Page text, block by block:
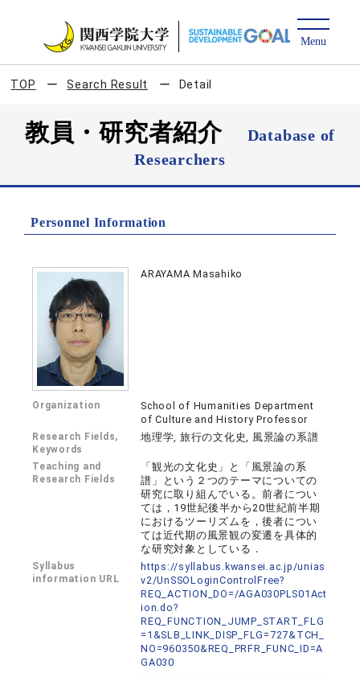
TOP Search Result Detail
教員・研究者紹介
Database of
Researchers
Personnel Information
ARAYAMA Masahiko
Organization
School of Humanities Department
of Culture and History Professor
Research Fields,
Keywords
地理学, 旅行の文化史, 風景論の系譜
Teaching and
Research Fields
「観光の文化史」と「風景論の系
譜」という２つのテーマについての
研究に取り組んでいる。前者につい
ては，19世紀後半から20世紀前半期
におけるツーリズムを，後者につい
ては近代期の風景観の変遷を具体的
な研究対象としている．
Syllabus
information URL
https://syllabus.kwansei.ac.jp/unias
v2/UnSSOLoginControlFree?
REQ_ACTION_DO=/AGA030PLS01Act
ion.do?
REQ_FUNCTION_JUMP_START_FLG
=1&SLB_LINK_DISP_FLG=727&TCH_
NO=960350&REQ_PRFR_FUNC_ID=A
GA030